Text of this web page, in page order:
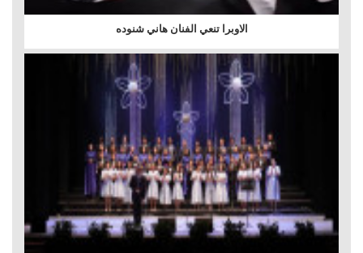
الاوبرا تنعي الفنان هاني شنوده